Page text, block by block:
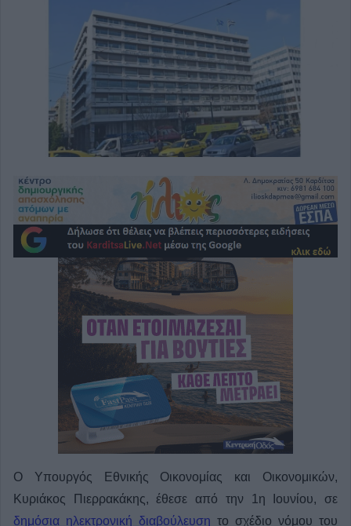
Ο Υπουργός Εθνικής Οικονομίας και Οικονομικών,
Κυριάκος Πιερρακάκης, έθεσε από την 1η Ιουνίου, σε
δημόσια ηλεκτρονική διαβούλευση το σχέδιο νόμου του